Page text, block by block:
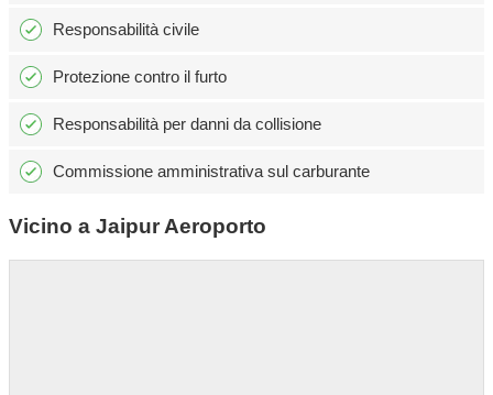
Responsabilità civile
Protezione contro il furto
Responsabilità per danni da collisione
Commissione amministrativa sul carburante
Vicino a Jaipur Aeroporto